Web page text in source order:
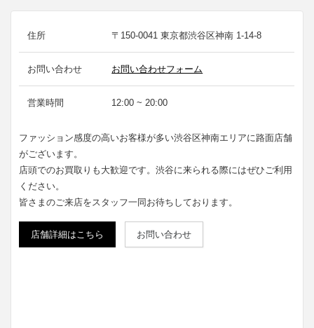
住所 〒150-0041 東京都渋谷区神南 1-14-8
お問い合わせ お問い合わせフォーム
営業時間 12:00 ~ 20:00
ファッション感度の高いお客様が多い渋谷区神南エリアに路面店舗
がございます。
店頭でのお買取りも大歓迎です。渋谷に来られる際にはぜひご利用
ください。
皆さまのご来店をスタッフ一同お待ちしております。
店舗詳細はこちら お問い合わせ